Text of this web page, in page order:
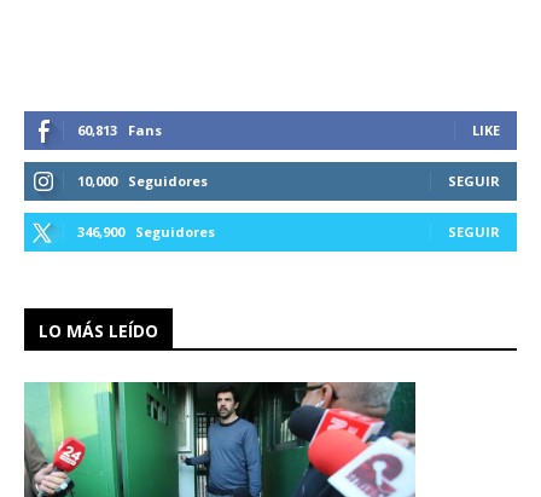
60,813 Fans LIKE
10,000 Seguidores SEGUIR
346,900 Seguidores SEGUIR
LO MÁS LEÍDO